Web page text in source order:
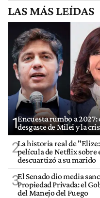
LAS MÁS LEÍDAS
1Encuesta rumbo a
desgaste de Milei y la
2La historia real de
película de Netflix sobre
descuartizó a su marido
3El Senado dio media
Propiedad Privada: el
del Manejo del Fuego